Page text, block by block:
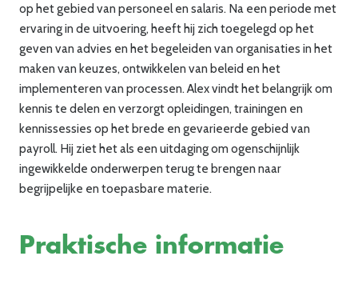
op het gebied van personeel en salaris. Na een periode met
ervaring in de uitvoering, heeft hij zich toegelegd op het
geven van advies en het begeleiden van organisaties in het
maken van keuzes, ontwikkelen van beleid en het
implementeren van processen. Alex vindt het belangrijk om
kennis te delen en verzorgt opleidingen, trainingen en
kennissessies op het brede en gevarieerde gebied van
payroll. Hij ziet het als een uitdaging om ogenschijnlijk
ingewikkelde onderwerpen terug te brengen naar
begrijpelijke en toepasbare materie.
Praktische informatie